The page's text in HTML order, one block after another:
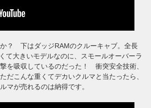
？ 下はダッジRAMのクルーキャブ。全長
て大きいモデルなのに、スモールオーバーラ
を吸収しているのだった！ 衝突安全技術、
だこんな重くてデカいクルマと当たったら、
が売れるのは納得です。